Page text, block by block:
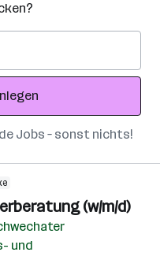
Jobs – sonst nichts!
(w/m/d)
und